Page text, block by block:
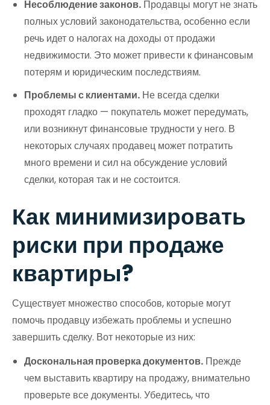
Несоблюдение законов. Продавцы могут не знать
полных условий законодательства, особенно если
речь идет о налогах на доходы от продажи
недвижимости. Это может привести к финансовым
потерям и юридическим последствиям.
Проблемы с клиентами. Не всегда сделки
проходят гладко — покупатель может передумать,
или возникнут финансовые трудности у него. В
некоторых случаях продавец может потратить
много времени и сил на обсуждение условий
сделки, которая так и не состоится.
Как минимизировать
риски при продаже
квартиры?
Существует множество способов, которые могут
помочь продавцу избежать проблемы и успешно
завершить сделку. Вот некоторые из них:
Доскональная проверка документов. Прежде
чем выставить квартиру на продажу, внимательно
проверьте все документы. Убедитесь, что